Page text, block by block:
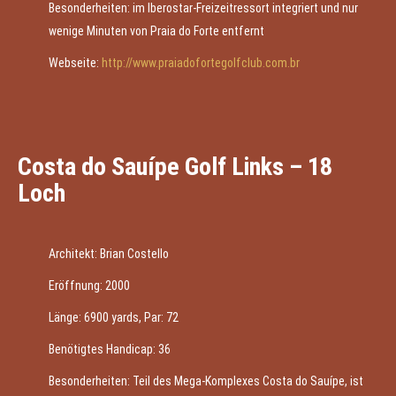
Besonderheiten: im Iberostar-Freizeitressort integriert und nur
wenige Minuten von Praia do Forte entfernt
Webseite: http://www.praiadofortegolfclub.com.br
Costa do Sauípe Golf Links – 18
Loch
Architekt: Brian Costello
Eröffnung: 2000
Länge: 6900 yards, Par: 72
Benötigtes Handicap: 36
Besonderheiten: Teil des Mega-Komplexes Costa do Sauípe, ist